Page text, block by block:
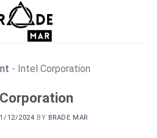
- Intel Corporation
12/2024 BY BRADE MAR